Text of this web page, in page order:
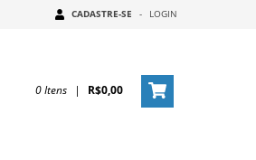
CADASTRE-SE - LOGIN
0Itens | R$0,00